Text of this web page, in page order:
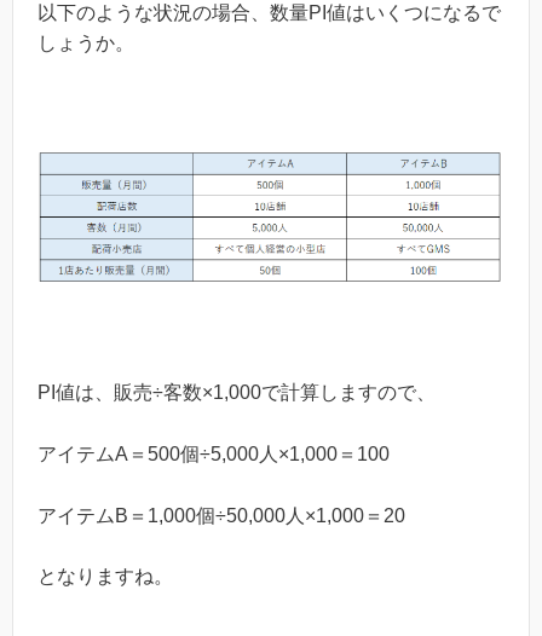
以下のような状況の場合、数量PI値はいくつになるで
しょうか。
PI値は、販売÷客数×1,000で計算しますので、
アイテムA＝500個÷5,000人×1,000＝100
アイテムB＝1,000個÷50,000人×1,000＝20
となりますね。